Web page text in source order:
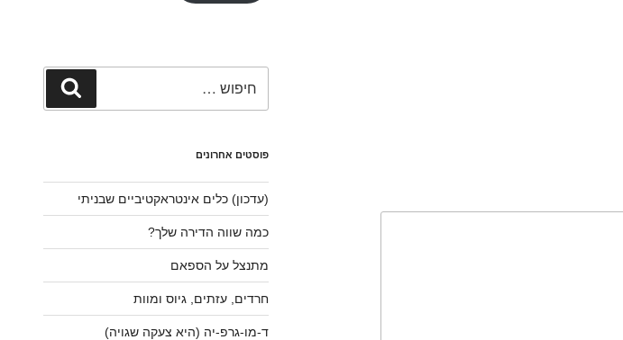
חיפוש
פוסטים אחרונים
(עדכון) כלים אינטראקטיביים שבניתי
כמה שווה הדירה שלך?
מתנצל על הספאם
חרדים, עזתים, גיוס ומוות
ד-מו-גרפ-יה (היא צעקה שגויה)